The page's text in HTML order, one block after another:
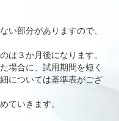
い部分がありますので、
は３か月後になります。
場合に、試用期間を短く
については基準表がござ
ていきます。